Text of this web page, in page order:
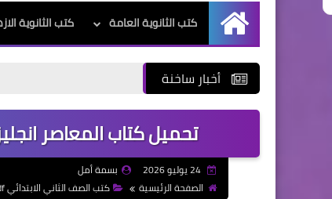
الرئيسية
كتب الثانوية العامة كتب الثانوية
أخبار ساخنة
تحميل كتاب المعاصر
24 يوليو 2026
بسمة أمل
الصفحة الرئيسية
كتب الصف الثاني الابتدائي pdf